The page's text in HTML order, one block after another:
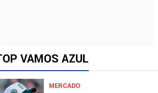
VAMOS AZUL
MERCADO